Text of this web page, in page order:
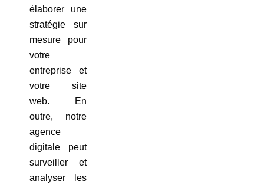
élaborer une
stratégie sur
mesure pour
votre
entreprise et
votre site
web. En
outre, notre
agence
digitale peut
surveiller et
analyser les